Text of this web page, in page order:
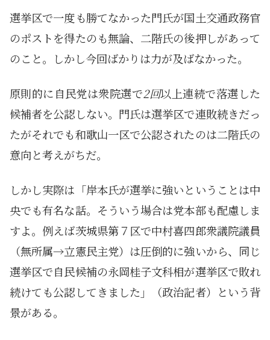
選挙区で一度も勝てなかった門氏が国土交通政務官
のポストを得たのも無論、二階氏の後押しがあって
のこと。しかし今回ばかりは力が及ばなかった。
原則的に自民党は衆院選で2回以上連続で落選した
候補者を公認しない。門氏は選挙区で連敗続きだっ
たがそれでも和歌山一区で公認されたのは二階氏の
意向と考えがちだ。
しかし実際は「岸本氏が選挙に強いということは中
央でも有名な話。そういう場合は党本部も配慮しま
すよ。例えば茨城県第７区で中村喜四郎衆議院議員
（無所属→立憲民主党）は圧倒的に強いから、同じ
選挙区で自民候補の永岡桂子文科相が選挙区で敗れ
続けても公認してきました」（政治記者）という背
景がある。